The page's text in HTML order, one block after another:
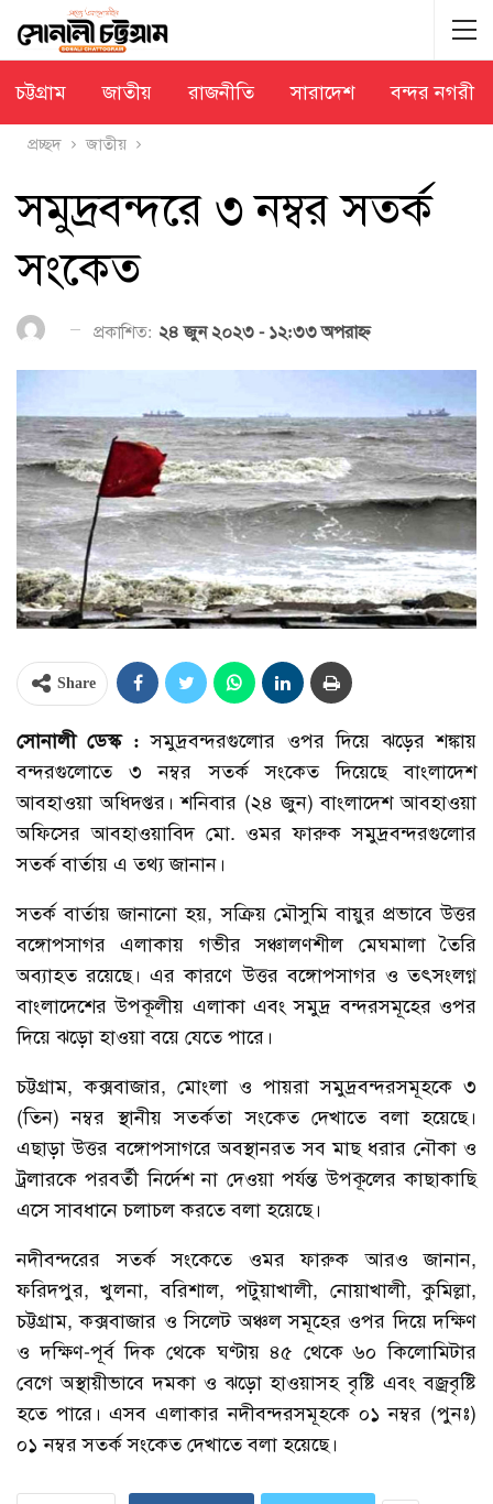
চট্টগ্রাম জাতীয় রাজনীতি সারাদেশ বন্দর নগরী
প্রচ্ছদ জাতীয়
সমুদ্রবন্দরে ৩ নম্বর সতর্ক
সংকেত
প্রকাশিত: ২৪ জুন ২০২৩ - ১২:৩৩ অপরাহ্ণ
Share
সোনালী ডেস্ক : সমুদ্রবন্দরগুলোর ওপর দিয়ে ঝড়ের শঙ্কায়
বন্দরগুলোতে ৩ নম্বর সতর্ক সংকেত দিয়েছে বাংলাদেশ
আবহাওয়া অধিদপ্তর। শনিবার (২৪ জুন) বাংলাদেশ আবহাওয়া
অফিসের আবহাওয়াবিদ মো. ওমর ফারুক সমুদ্রবন্দরগুলোর
সতর্ক বার্তায় এ তথ্য জানান।
সতর্ক বার্তায় জানানো হয়, সক্রিয় মৌসুমি বায়ুর প্রভাবে উত্তর
বঙ্গোপসাগর এলাকায় গভীর সঞ্চালণশীল মেঘমালা তৈরি
অব্যাহত রয়েছে। এর কারণে উত্তর বঙ্গোপসাগর ও তৎসংলগ্ন
বাংলাদেশের উপকূলীয় এলাকা এবং সমুদ্র বন্দরসমূহের ওপর
দিয়ে ঝড়ো হাওয়া বয়ে যেতে পারে।
চট্টগ্রাম, কক্সবাজার, মোংলা ও পায়রা সমুদ্রবন্দরসমূহকে ৩
(তিন) নম্বর স্থানীয় সতর্কতা সংকেত দেখাতে বলা হয়েছে।
এছাড়া উত্তর বঙ্গোপসাগরে অবস্থানরত সব মাছ ধরার নৌকা ও
ট্রলারকে পরবর্তী নির্দেশ না দেওয়া পর্যন্ত উপকূলের কাছাকাছি
এসে সাবধানে চলাচল করতে বলা হয়েছে।
নদীবন্দরের সতর্ক সংকেতে ওমর ফারুক আরও জানান,
ফরিদপুর, খুলনা, বরিশাল, পটুয়াখালী, নোয়াখালী, কুমিল্লা,
চট্টগ্রাম, কক্সবাজার ও সিলেট অঞ্চল সমূহের ওপর দিয়ে দক্ষিণ
ও দক্ষিণ-পূর্ব দিক থেকে ঘণ্টায় ৪৫ থেকে ৬০ কিলোমিটার
বেগে অস্থায়ীভাবে দমকা ও ঝড়ো হাওয়াসহ বৃষ্টি এবং বজ্রবৃষ্টি
হতে পারে। এসব এলাকার নদীবন্দরসমূহকে ০১ নম্বর (পুনঃ)
০১ নম্বর সতর্ক সংকেত দেখাতে বলা হয়েছে।